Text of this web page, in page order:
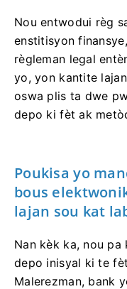
Nou entwodui règ
enstitisyon
règleman legal
yo, yon kantite
oswa plis ta dwe
depo ki fèt ak
Poukisa yo
bous
lajan sou kat
Nan kèk ka, nou
depo inisyal ki te
Malerezman, bank